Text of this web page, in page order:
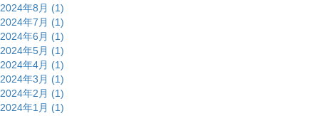
2024年8月 (1)
2024年7月 (1)
2024年6月 (1)
2024年5月 (1)
2024年4月 (1)
2024年3月 (1)
2024年2月 (1)
2024年1月 (1)